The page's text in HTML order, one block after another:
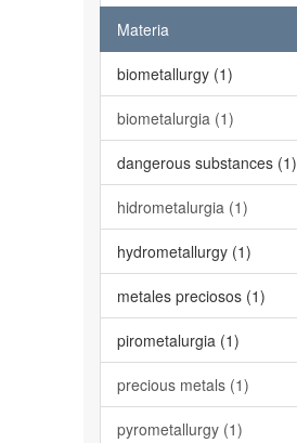
Materia
biometallurgy (1)
biometalurgia (1)
dangerous substances (1)
hidrometalurgia (1)
hydrometallurgy (1)
metales preciosos (1)
pirometalurgia (1)
precious metals (1)
pyrometallurgy (1)